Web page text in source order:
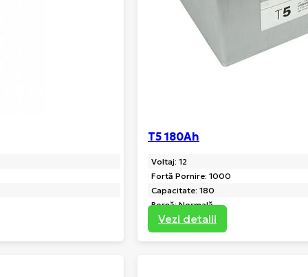
T5 180Ah
Voltaj: 12
Fortă Pornire: 1000
Capacitate: 180
Bornă: Normală
Vezi detalii